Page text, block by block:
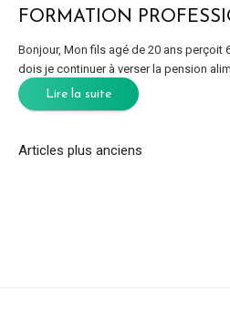
FORMATION
Bonjour, Mon fils agé de 20 ans perçoit
dois je continuer à verser la pension
Lire la suite
NAVIGATION
Articles plus anciens